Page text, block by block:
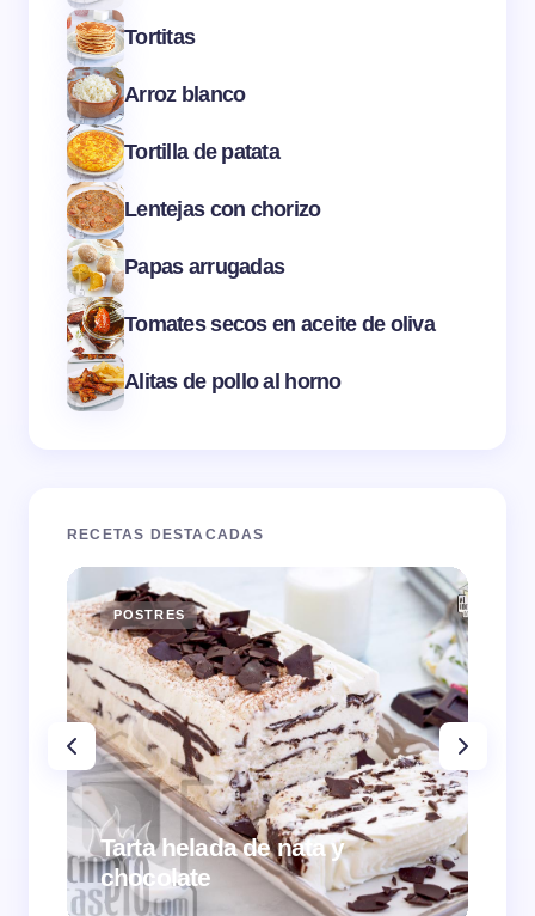
Tortitas
Arroz blanco
Tortilla de patata
Lentejas con chorizo
Papas arrugadas
Tomates secos en aceite de oliva
Alitas de pollo al horno
RECETAS DESTACADAS
POSTRES
Tarta helada de nata y
chocolate